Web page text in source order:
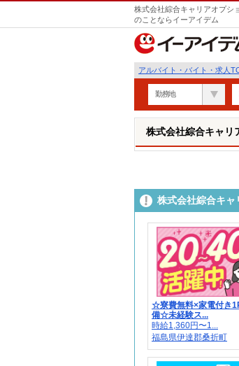
株式会社綜合キャリアオプシ
のことならイーアイデム
アルバイト・バイト・求人
勤務地
株式会社綜合キャリ
株式会社綜合キ
☆寮費無料×家電付き
備☆未経験ス...
時給1,360円〜1...
福島県伊達郡桑折町